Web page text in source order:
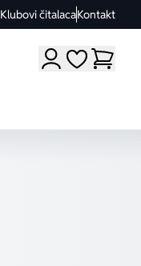
Klubovi čitalacaKontakt
Moji omiljeni